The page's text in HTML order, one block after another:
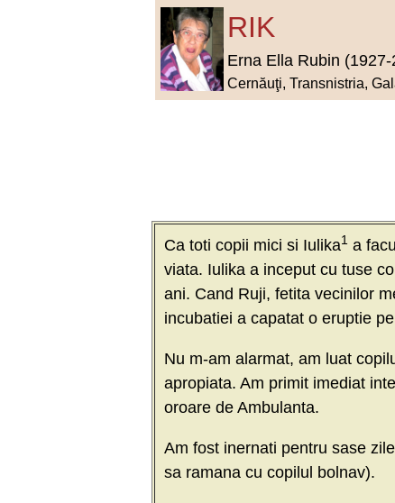
RIK
Erna Ella Rubin (1927-
Cernăuţi, Transnistria,
Ca toti copii mici si Iulika1 a
viata. Iulika a inceput cu tuse
ani. Cand Ruji, fetita vecinilor
incubatiei a capatat o eruptie
Nu m-am alarmat, am luat
apropiata. Am primit imediat
oroare de Ambulanta.
Am fost inernati pentru sase
sa ramana cu copilul bolnav).